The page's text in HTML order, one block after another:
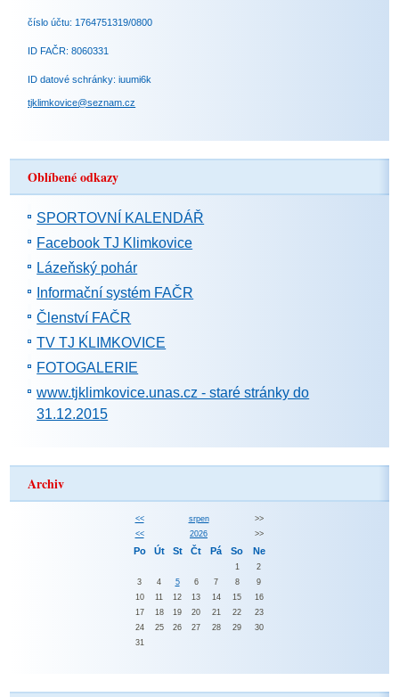
číslo účtu: 1764751319/0800
ID FAČR: 8060331
ID datové schránky: iuumi6k
tjklimkovice@seznam.cz
Oblíbené odkazy
SPORTOVNÍ KALENDÁŘ
Facebook TJ Klimkovice
Lázeňský pohár
Informační systém FAČR
Členství FAČR
TV TJ KLIMKOVICE
FOTOGALERIE
www.tjklimkovice.unas.cz - staré stránky do
31.12.2015
Archiv
<< srpen
>>
<<
2026 >>
Po Út St Čt Pá So Ne
1
2
3
4 5 6 7 8
9
10
11 12 13 14 15
16
17
18 19 20 21 22
23
24
25 26 27 28 29
30
31